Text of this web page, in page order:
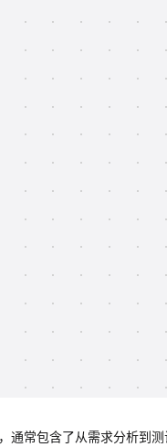
通常包含了从需求分析到